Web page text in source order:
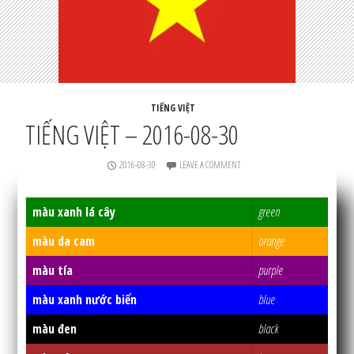
TIẾNG VIỆT
TIẾNG VIỆT – 2016-08-30
2016-08-30 LEAVE A COMMENT
màu xanh lá cây
green
màu da cam
orange
màu tía
purple
màu xanh nước biển
blue
màu đen
black